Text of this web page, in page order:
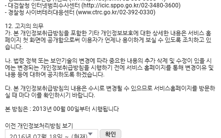
- 대검찰청 인터넷범죄수사센터 (http://icic.sppo.go.kr/02-3480-3600)
- 경찰청 사이버테러대응센터 (www.ctrc.go.kr/02-392-0330)
12. 고지의 의무
가. 본 개인정보취급방침을 포함한 기타 개인정보보호에 대한 상세한 내용은 서비스 홈
페이지 첫 화면에 공개함으로써 이용자가 언제나 용이하게 보실 수 있도록 조치하고 있
습니다.
나. 법령 정책 또는 보안기술의 변경에 따라 중요한 내용의 추가 삭제 및 수정이 있을 시
에는 변경되는 개인정보취급방침을 시행하기 전에 서비스 홈페이지를 통해 변경이유 및
내용 등에 대하여 공지하도록 하겠습니다.
다. 본 개인정보취급방침의 내용은 수시로 변경될 수 있으므로 서비스홈페이지를 방문하
실 때 마다 이를 확인하시기 바랍니다.
본 방침은 : 2013년 00월 00일부터 시행됩니다
이전 개인정보처리방침 보기
확인